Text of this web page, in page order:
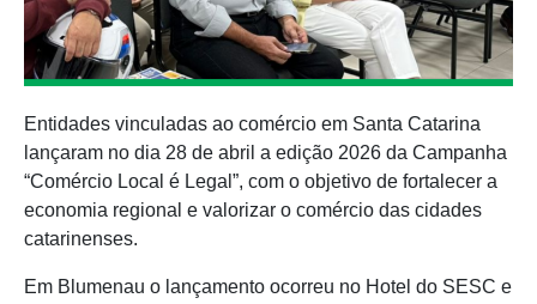
Entidades vinculadas ao comércio em Santa Catarina
lançaram no dia 28 de abril a edição 2026 da Campanha
“Comércio Local é Legal”, com o objetivo de fortalecer a
economia regional e valorizar o comércio das cidades
catarinenses.
Em Blumenau o lançamento ocorreu no Hotel do SESC e